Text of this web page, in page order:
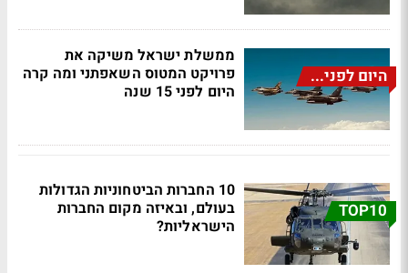
היום לפני...
ממשלת ישראל משיקה את
פרויקט המטוס השאפתני ומה קרה
היום לפני 15 שנה
TOP10
10 החברות הביטחוניות הגדולות
בעולם, ובאיזה מקום החברות
הישראליות?